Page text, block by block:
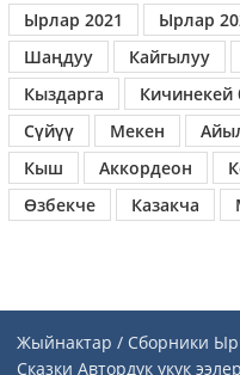
Ырлар 2021
Ырлар
Шаңдуу
Кайгылуу
Кыздарга
Кичинекей
Сүйүү
Мекен
Кыш
Аккордеон
Өзбекче
Казакча
Жыйнактар / Сборники
Сказки Автордук укук